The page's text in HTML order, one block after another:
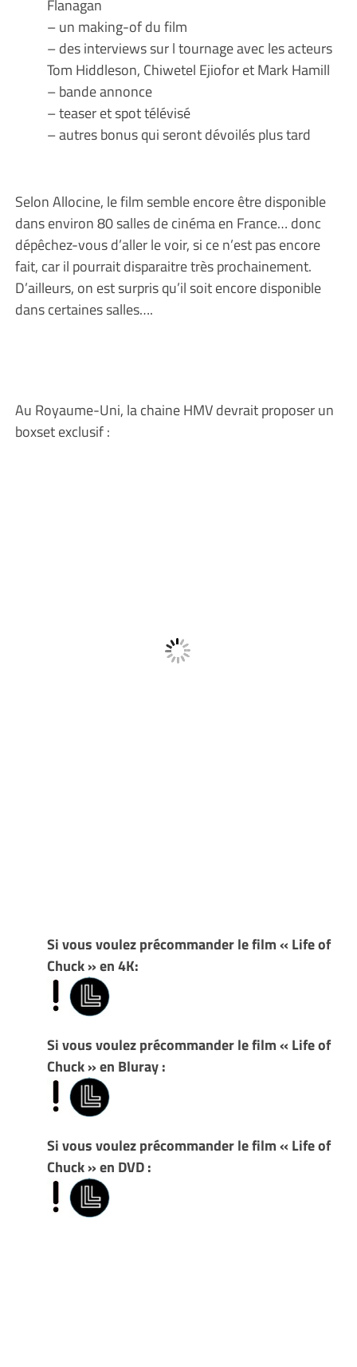
Flanagan
– un making-of du film
– des interviews sur l tournage avec les acteurs
Tom Hiddleson, Chiwetel Ejiofor et Mark Hamill
– bande annonce
– teaser et spot télévisé
– autres bonus qui seront dévoilés plus tard
Selon Allocine, le film semble encore être disponible
dans environ 80 salles de cinéma en France… donc
dépêchez-vous d’aller le voir, si ce n’est pas encore
fait, car il pourrait disparaitre très prochainement.
D’ailleurs, on est surpris qu’il soit encore disponible
dans certaines salles….
Au Royaume-Uni, la chaine HMV devrait proposer un
boxset exclusif :
Si vous voulez précommander le film « Life of
Chuck » en 4K:
Si vous voulez précommander le film « Life of
Chuck » en Bluray :
Si vous voulez précommander le film « Life of
Chuck » en DVD :